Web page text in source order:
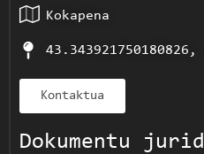
Kokapena
43.343921750180826,
Kontaktua
Dokumentu